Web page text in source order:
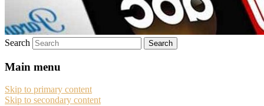
Search
Main menu
Skip to primary content
Skip to secondary content